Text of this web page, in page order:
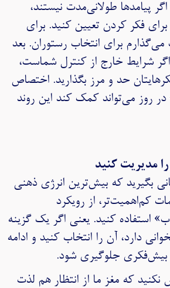
پیامدها طولانی‌مدت نیستند،
فکر کردن تعیین کنید. برای
برای انتخاب رستوران. بعد
شرایط خارج از کنترل شماست،
حد و مرز بگذارید. اختصاص
در روز می‌تواند کمک کند این روند
بگیرید که بیش‌ترین انرژی ذهنی
کم‌اهمیت‌تر، از رویکرد
استفاده کنید. یعنی اگر یک گزینه
دارد، آن را انتخاب کنید و ادامه
بیش‌فکری جلوگیری شود.
که مغز ما از انتظار هم لذت